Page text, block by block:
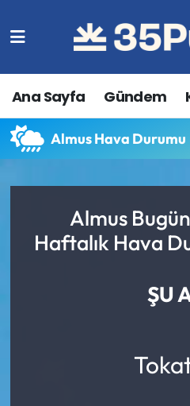
Ana Sayfa Gündem
Almus Hava Durumu
Almus
Haftalık Hava
ŞU